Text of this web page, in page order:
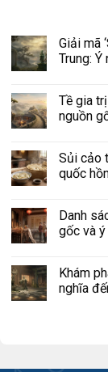
Giải mã
Trung:
Tề gia
nguồn
Sủi cảo
quốc
Danh
gốc và
Khám
nghĩa